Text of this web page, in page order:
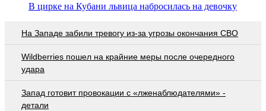
В цирке на Кубани львица набросилась на девочку
На Западе забили тревогу из-за угрозы окончания СВО
Wildberries пошел на крайние меры после очередного
удара
Запад готовит провокации с «лженаблюдателями» -
детали